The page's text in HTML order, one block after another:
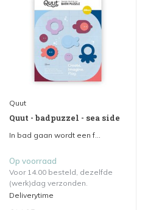
Quut
Quut - badpuzzel - sea side
In bad gaan wordt een f...
Op voorraad
Voor 14.00 besteld, dezelfde
(werk)dag verzonden.
Deliverytime